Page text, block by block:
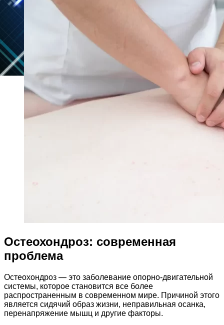
Остеохондроз: современная
проблема
Остеохондроз — это заболевание опорно-двигательной
системы, которое становится все более
распространенным в современном мире. Причиной этого
является сидячий образ жизни, неправильная осанка,
перенапряжение мышц и другие факторы.